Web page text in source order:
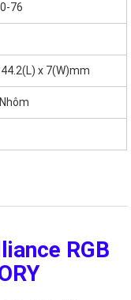
76
x 7(W)mm
RGB